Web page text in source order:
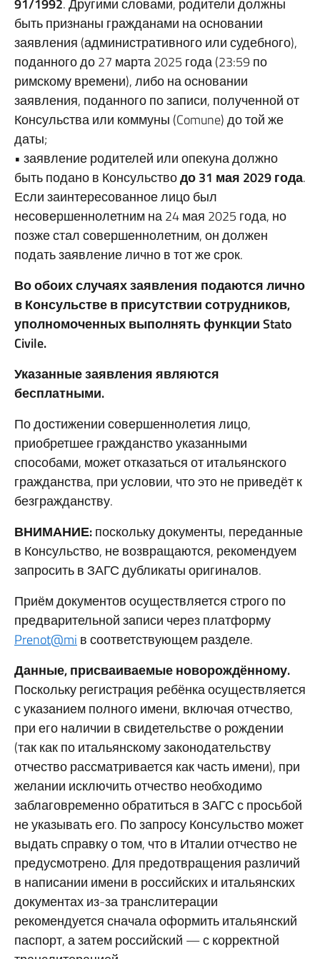
91/1992. Другими словами, родители должны
быть признаны гражданами на основании
заявления (административного или судебного),
поданного до 27 марта 2025 года (23:59 по
римскому времени), либо на основании
заявления, поданного по записи, полученной от
Консульства или коммуны (Comune) до той же
даты;
• заявление родителей или опекуна должно
быть подано в Консульстводо 31 мая 2029 года.
Если заинтересованное лицо был
несовершеннолетним на 24 мая 2025 года, но
позже стал совершеннолетним, он должен
подать заявление лично в тот же срок.
Во обоих случаях заявления подаются лично
в Консульстве в присутствии сотрудников,
уполномоченных выполнять функции Stato
Civile.
Указанные заявления являются
бесплатными.
По достижении совершеннолетия лицо,
приобретшее гражданство указанными
способами, может отказаться от итальянского
гражданства, при условии, что это не приведёт к
безгражданству.
ВНИМАНИЕ:поскольку документы, переданные
в Консульство, не возвращаются, рекомендуем
запросить в ЗАГС дубликаты оригиналов.
Приём документов осуществляется строго по
предварительной записи через платформу
Prenot@mi в соответствующем разделе.
Данные, присваиваемые новорождённому.
Поскольку регистрация ребёнка осуществляется
с указанием полного имени, включая отчество,
при его наличии в свидетельстве о рождении
(так как по итальянскому законодательству
отчество рассматривается как часть имени), при
желании исключить отчество необходимо
заблаговременно обратиться в ЗАГС с просьбой
не указывать его. По запросу Консульство может
выдать справку о том, что в Италии отчество не
предусмотрено. Для предотвращения различий
в написании имени в российских и итальянских
документах из-за транслитерации
рекомендуется сначала оформить итальянский
паспорт, а затем российский — с корректной